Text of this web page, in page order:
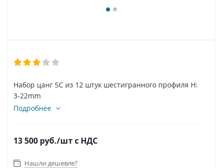
Набор цанг 5C из 12 штук шестигранного профиля H:
3-22mm
Подробнее
13 500 руб./штс НДС
Нашли дешевле?